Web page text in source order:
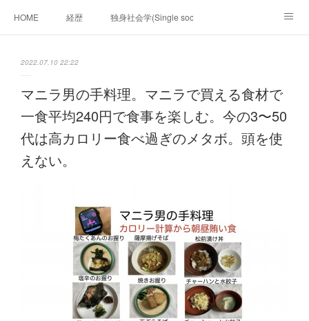
HOME 経歴 独身社会学(Single sociology)と高齢化社会学
移動出来て、工場で作る建物。未来２１００研究所
フィリピン経済談義 ファッションを考える 漫画
未来２１００研究所他のアイデアマニラ男の手料理 総集編
https://globalclub.amebaownd.com/
2022.07.10 22:22
マニラ男の手料理。マニラで買える食材で
一食平均240円で食事を楽しむ。今の3〜50
代は高カロリー食べ過ぎのメタボ。頭を使
えない。